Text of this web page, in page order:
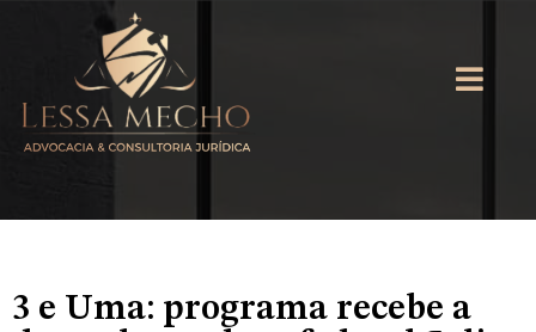
3 e Uma: programa recebe a